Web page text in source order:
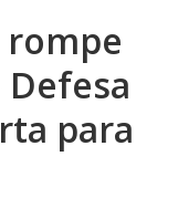
rompe
Defesa
para